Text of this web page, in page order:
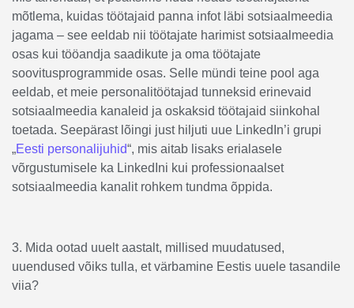
mõtlema, kuidas töötajaid panna infot läbi sotsiaalmeedia
jagama – see eeldab nii töötajate harimist sotsiaalmeedia
osas kui tööandja saadikute ja oma töötajate
soovitusprogrammide osas. Selle mündi teine pool aga
eeldab, et meie personalitöötajad tunneksid erinevaid
sotsiaalmeedia kanaleid ja oskaksid töötajaid siinkohal
toetada. Seepärast lõingi just hiljuti uue LinkedIn’i grupi
„Eesti personalijuhid“, mis aitab lisaks erialasele
võrgustumisele ka LinkedIni kui professionaalset
sotsiaalmeedia kanalit rohkem tundma õppida.
3. Mida ootad uuelt aastalt, millised muudatused,
uuendused võiks tulla, et värbamine Eestis uuele tasandile
viia?